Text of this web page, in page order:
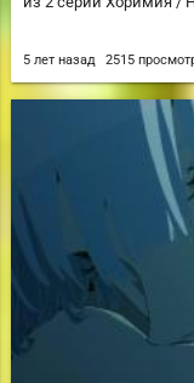
5 лет назад 2515